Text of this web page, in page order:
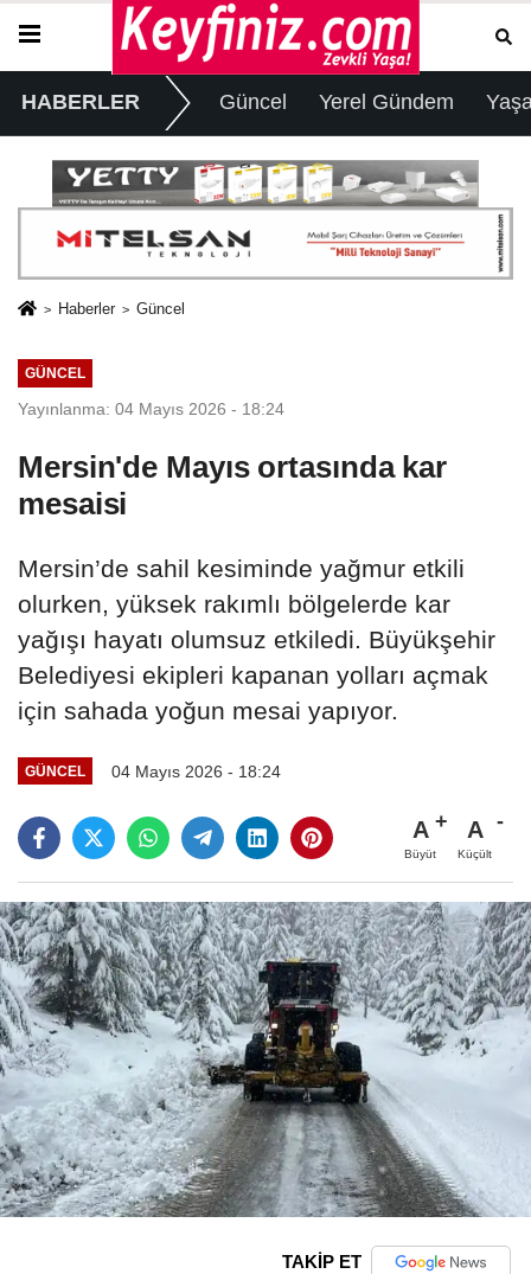
HABERLER Güncel Yerel Gündem
Haberler Güncel
GÜNCEL
Yayınlanma: 04 Mayıs 2026 - 18:24
Mersin'de Mayıs ortasında kar
mesaisi
Mersin’de sahil kesiminde yağmur etkili
olurken, yüksek rakımlı bölgelerde kar
yağışı hayatı olumsuz etkiledi. Büyükşehir
Belediyesi ekipleri kapanan yolları açmak
için sahada yoğun mesai yapıyor.
GÜNCEL 04 Mayıs 2026 - 18:24
A
Büyüt
A
Küçült
TAKİP ET